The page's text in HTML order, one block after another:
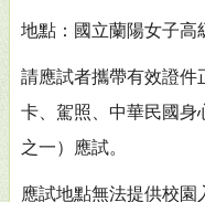
地點：國立蘭陽女子高
請應試者攜帶有效證
卡、駕照、中華民國身
之一）應試。
應試地點無法提供校園